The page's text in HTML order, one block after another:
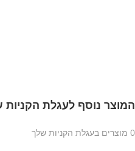
המוצר נוסף לעגלת הקניות
0 מוצרים בעגלת הקניות שלך